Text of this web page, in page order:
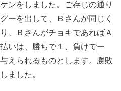
ンをしました。ご存じの通り
ーを出して、Ｂさんが同じく
、ＢさんがチョキであればＡ
いは、勝ちで１、負けでー
えられるものとします。勝敗
ました。